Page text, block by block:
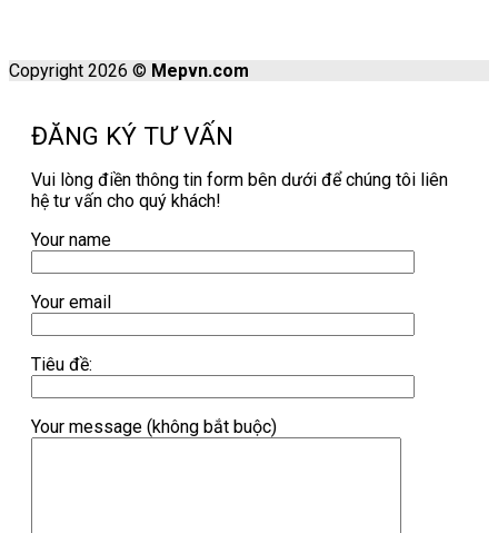
Copyright 2026 © Mepvn.com
ĐĂNG KÝ TƯ VẤN
Vui lòng điền thông tin form bên dưới để chúng tôi liên
hệ tư vấn cho quý khách!
Your name
Your email
Tiêu đề:
Your message (không bắt buộc)